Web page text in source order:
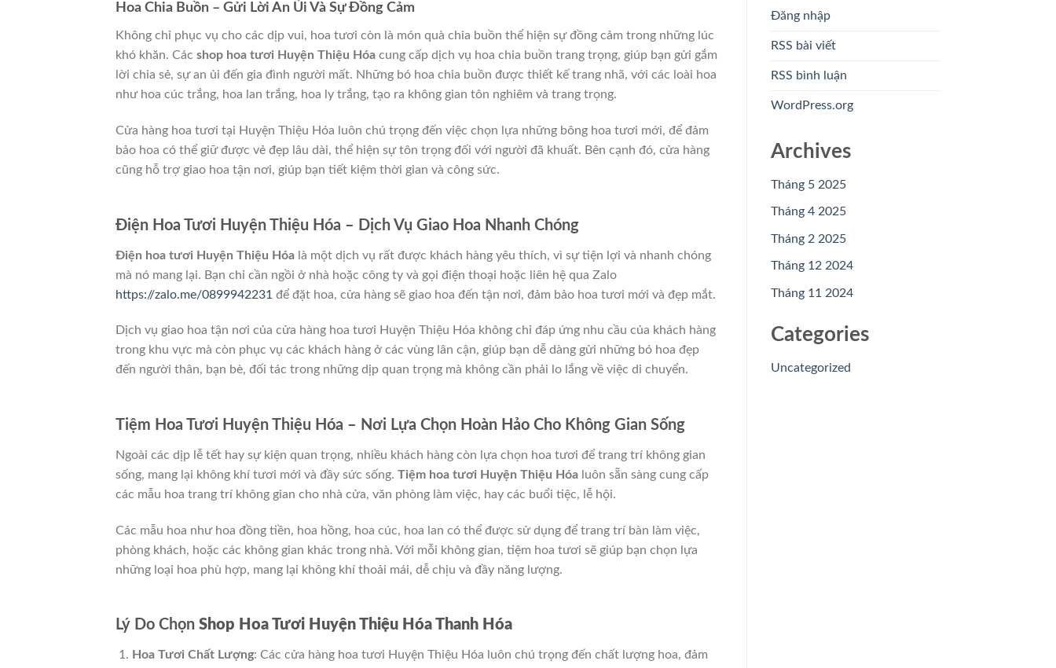
Hoa Chia Buồn – Gửi Lời An Ủi Và Sự Đồng Cảm
Không chỉ phục vụ cho các dịp vui, hoa tươi còn là món quà chia buồn thể hiện sự đồng cảm trong những lúc
khó khăn. Các shop hoa tươi Huyện Thiệu Hóa cung cấp dịch vụ hoa chia buồn trang trọng, giúp bạn gửi gắm
lời chia sẻ, sự an ủi đến gia đình người mất. Những bó hoa chia buồn được thiết kế trang nhã, với các loài hoa
như hoa cúc trắng, hoa lan trắng, hoa ly trắng, tạo ra không gian tôn nghiêm và trang trọng.
Cửa hàng hoa tươi tại Huyện Thiệu Hóa luôn chú trọng đến việc chọn lựa những bông hoa tươi mới, để đảm
bảo hoa có thể giữ được vẻ đẹp lâu dài, thể hiện sự tôn trọng đối với người đã khuất. Bên cạnh đó, cửa hàng
cũng hỗ trợ giao hoa tận nơi, giúp bạn tiết kiệm thời gian và công sức.
Điện Hoa Tươi Huyện Thiệu Hóa – Dịch Vụ Giao Hoa Nhanh Chóng
Điện hoa tươi Huyện Thiệu Hóa là một dịch vụ rất được khách hàng yêu thích, vì sự tiện lợi và nhanh chóng
mà nó mang lại. Bạn chỉ cần ngồi ở nhà hoặc công ty và gọi điện thoại hoặc liên hệ qua Zalo
https://zalo.me/0899942231 để đặt hoa, cửa hàng sẽ giao hoa đến tận nơi, đảm bảo hoa tươi mới và đẹp mắt.
Dịch vụ giao hoa tận nơi của cửa hàng hoa tươi Huyện Thiệu Hóa không chỉ đáp ứng nhu cầu của khách hàng
trong khu vực mà còn phục vụ các khách hàng ở các vùng lân cận, giúp bạn dễ dàng gửi những bó hoa đẹp
đến người thân, bạn bè, đối tác trong những dịp quan trọng mà không cần phải lo lắng về việc di chuyển.
Tiệm Hoa Tươi Huyện Thiệu Hóa – Nơi Lựa Chọn Hoàn Hảo Cho Không Gian Sống
Ngoài các dịp lễ tết hay sự kiện quan trọng, nhiều khách hàng còn lựa chọn hoa tươi để trang trí không gian
sống, mang lại không khí tươi mới và đầy sức sống. Tiệm hoa tươi Huyện Thiệu Hóa luôn sẵn sàng cung cấp
các mẫu hoa trang trí không gian cho nhà cửa, văn phòng làm việc, hay các buổi tiệc, lễ hội.
Các mẫu hoa như hoa đồng tiền, hoa hồng, hoa cúc, hoa lan có thể được sử dụng để trang trí bàn làm việc,
phòng khách, hoặc các không gian khác trong nhà. Với mỗi không gian, tiệm hoa tươi sẽ giúp bạn chọn lựa
những loại hoa phù hợp, mang lại không khí thoải mái, dễ chịu và đầy năng lượng.
Lý Do Chọn Shop Hoa Tươi Huyện Thiệu Hóa Thanh Hóa
Hoa Tươi Chất Lượng: Các cửa hàng hoa tươi Huyện Thiệu Hóa luôn chú trọng đến chất lượng hoa, đảm
Đăng nhập
RSS bài viết
RSS bình luận
WordPress.org
Archives
Tháng 5 2025
Tháng 4 2025
Tháng 2 2025
Tháng 12 2024
Tháng 11 2024
Categories
Uncategorized